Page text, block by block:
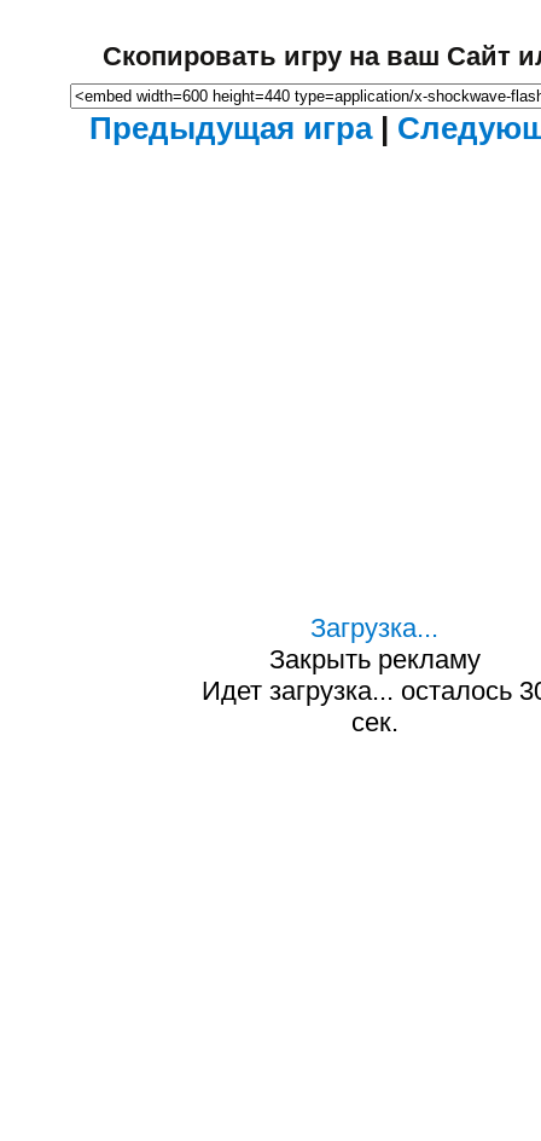
Загрузка...
Закрыть рекламу
Идет загрузка... осталось
сек.
Скопировать игру на ваш Сайт
Предыдущая игра|